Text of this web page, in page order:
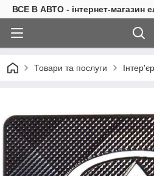
ВСЕ В АВТО - інтернет-магазин
Товари та послуги